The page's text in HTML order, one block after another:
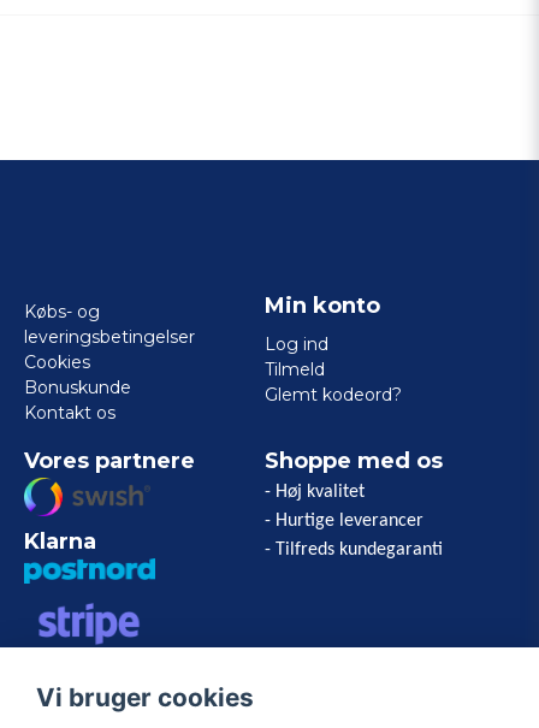
Købs- og
leveringsbetingelser
Cookies
Bonuskunde
Kontakt os
Min konto
Log ind
Tilmeld
Glemt kodeord?
Vores partnere
Klarna
EXPRESS
Shoppe med os
- Høj kvalitet
- Hurtige leverancer
- Tilfreds kundegaranti
Vi bruger cookies